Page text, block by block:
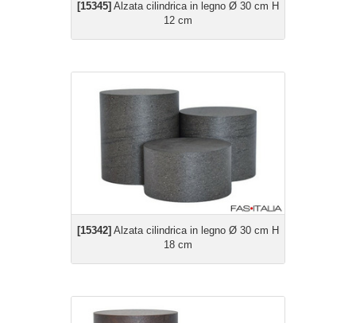
[15345] Alzata cilindrica in legno Ø 30 cm H
12 cm
[15342] Alzata cilindrica in legno Ø 30 cm H
18 cm